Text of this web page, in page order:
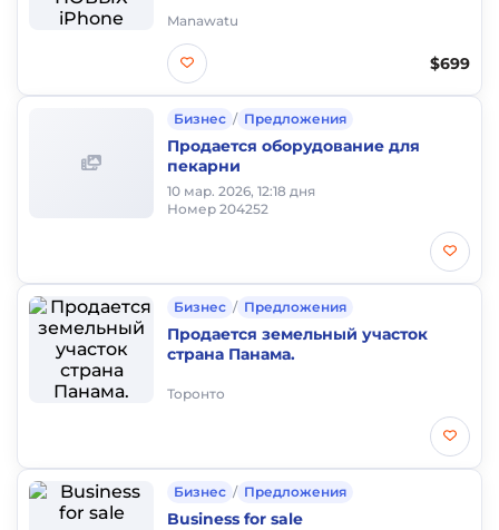
Manawatu
$699
Бизнес / Предложения
Продается оборудование для
пекарни
10 мар. 2026, 12:18 дня
Номер 204252
Бизнес / Предложения
Продается земельный участок
страна Панама.
Торонто
Бизнес / Предложения
Business for sale